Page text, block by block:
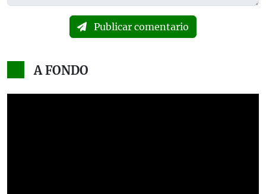
Publicar comentario
A FONDO